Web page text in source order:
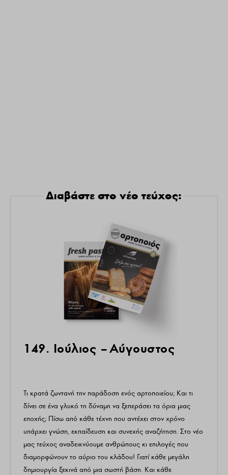
Διαβάστε στο νέο τεύχος:
149. Ιούλιος – Αύγουστος
Τι κρατά ζωντανή την παράδοση ενός αρτοποιείου; Και τι
δίνει σε ένα γλυκό τη δύναμη να ξεπεράσει τα όρια μιας
εποχής; Πίσω από κάθε τέχνη που αντέχει στον χρόνο
υπάρχει γνώση, εκπαίδευση και συνεχής αναζήτηση. Στο νέο
μας τεύχος αναδεικνύουμε ανθρώπους κι επιλογές που
διαμορφώνουν το αύριο του κλάδου! Γιατί κάθε μεγάλη
δημιουργία ξεκινά από μια σωστή βάση. Και κάθε